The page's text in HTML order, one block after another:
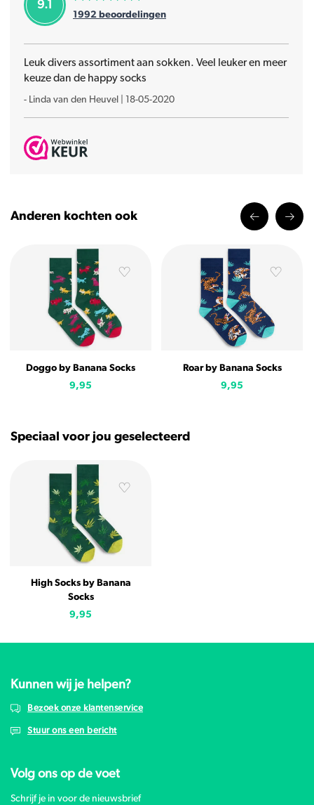
9.1
1992 beoordelingen
Leuk divers assortiment aan sokken. Veel leuker en meer
keuze dan de happy socks
- Linda van den Heuvel 18-05-2020
Anderen kochten ook
Doggo by Banana Socks
9,95
Roar by Banana Socks
9,95
Speciaal voor jou geselecteerd
High Socks by Banana
Socks
9,95
Kunnen wij je helpen?
Bezoek onze klantenservice
Stuur ons een bericht
Volg ons op de voet
Schrijf je in voor de nieuwsbrief